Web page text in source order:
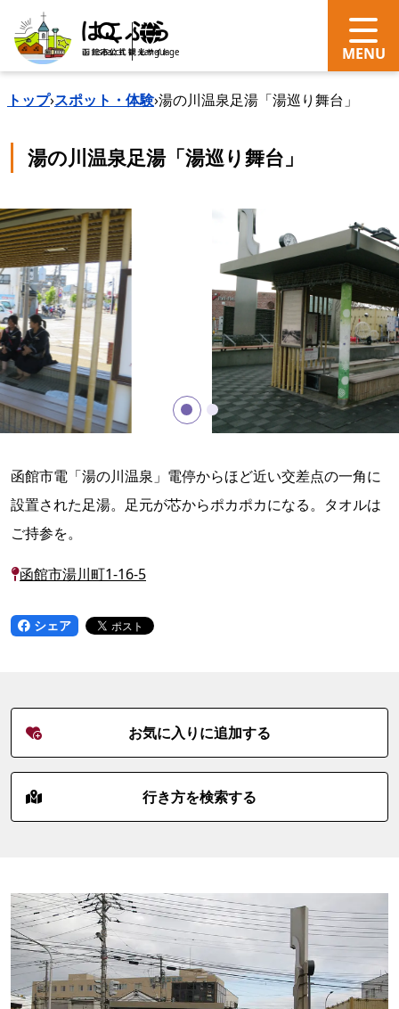
search Language
トップ›スポット・体験›湯の川温泉足湯「湯巡り舞台」
湯の川温泉足湯「湯巡り舞台」
函館市電「湯の川温泉」電停からほど近い交差点の一角に
設置された足湯。足元が芯からポカポカになる。タオルは
ご持参を。
函館市湯川町1-16-5
シェア
お気に入りに追加する
行き方を検索する